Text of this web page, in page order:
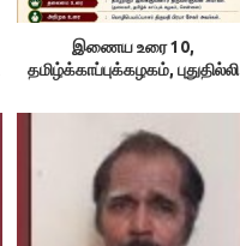
இணைய உரை 10,
தமிழ்க்காப்புக்கழகம், புதுதில்லி